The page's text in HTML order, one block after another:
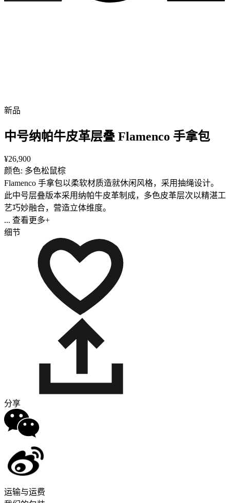
新品
中号纳帕牛皮革层叠 Flamenco 手拿包
¥26,900
颜色: 多色松鼠棕
Flamenco 手拿包以柔软材质造就休闲风格，采用抽绳设计。
此中号层叠版本采用纳帕牛皮革制成，多色皮革层次以精湛工
艺巧妙融合，营造立体维度。
... 查看更多+
细节
分享
运输与运费